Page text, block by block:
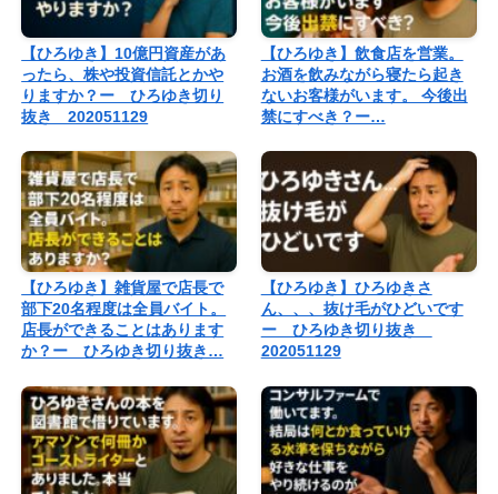
【ひろゆき】10億円資産があ
ったら、株や投資信託とかや
りますか？ー ひろゆき切り
抜き 202051129
【ひろゆき】飲食店を営業。
お酒を飲みながら寝たら起き
ないお客様がいます。 今後出
禁にすべき？ー…
【ひろゆき】雑貨屋で店長で
部下20名程度は全員バイト。
店長ができることはあります
か？ー ひろゆき切り抜き…
【ひろゆき】ひろゆきさ
ん、、、抜け毛がひどいです
ー ひろゆき切り抜き
202051129